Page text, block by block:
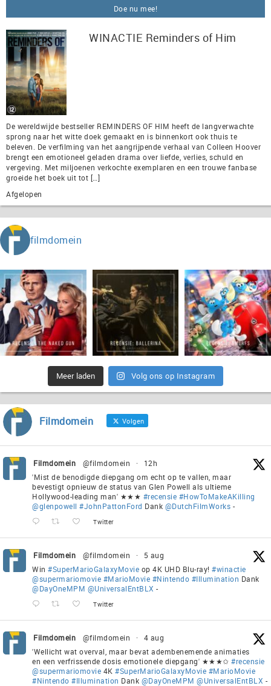
Doe nu mee!
WINACTIE Reminders of Him
De wereldwijde bestseller REMINDERS OF HIM heeft de langverwachte
sprong naar het witte doek gemaakt en is binnenkort ook thuis te
beleven. De verfilming van het aangrijpende verhaal van Colleen Hoover
brengt een emotioneel geladen drama over liefde, verlies, schuld en
vergeving. Met miljoenen verkochte exemplaren en een trouwe fanbase
groeide het boek uit tot […]
Afgelopen
filmdomein
Meer laden Volg ons op Instagram
Filmdomein Volgen
Filmdomein @filmdomein ·
12h
'Mist de benodigde diepgang om echt op te vallen, maar
bevestigt opnieuw de status van Glen Powell als ultieme
Hollywood-leading man' ★★★ #recensie #HowToMakeAKilling
@glenpowell #JohnPattonFord Dank @DutchFilmWorks -
Twitter
Filmdomein @filmdomein ·
5 aug
Win #SuperMarioGalaxyMovie op 4K UHD Blu-ray! #winactie
@supermariomovie #MarioMovie #Nintendo #Illumination Dank
@DayOneMPM @UniversalEntBLX -
Twitter
Filmdomein @filmdomein ·
4 aug
'Wellicht wat overval, maar bevat adembenemende animaties
en een verfrissende dosis emotionele diepgang' ★★★✩ #recensie
@supermariomovie 4K #SuperMarioGalaxyMovie #MarioMovie
#Nintendo #Illumination Dank @DayOneMPM @UniversalEntBLX -